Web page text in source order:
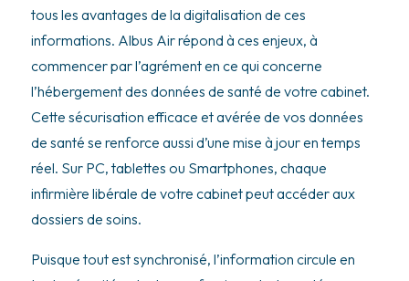
tous les avantages de la digitalisation de ces
informations. Albus Air répond à ces enjeux, à
commencer par l’agrément en ce qui concerne
l’hébergement des données de santé de votre cabinet.
Cette sécurisation efficace et avérée de vos données
de santé se renforce aussi d’une mise à jour en temps
réel. Sur PC, tablettes ou Smartphones, chaque
infirmière libérale de votre cabinet peut accéder aux
dossiers de soins.
Puisque tout est synchronisé, l’information circule en